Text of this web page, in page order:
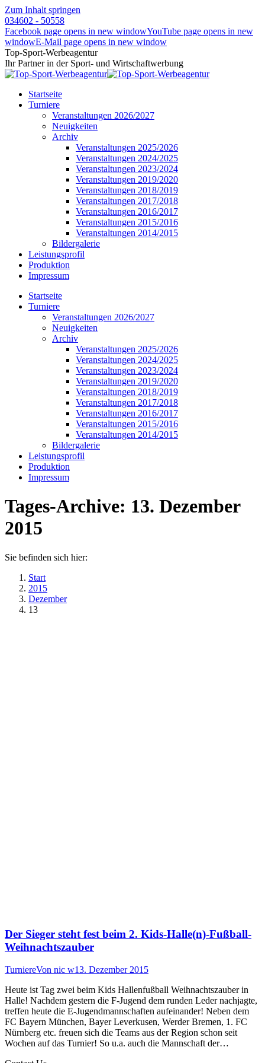
Zum Inhalt springen
034602 - 50558
Facebook page opens in new windowYouTube page opens in new
windowE-Mail page opens in new window
Top-Sport-Werbeagentur
Ihr Partner in der Sport- und Wirtschaftwerbung
Startseite
Turniere
Veranstaltungen 2026/2027
Neuigkeiten
Archiv
Veranstaltungen 2025/2026
Veranstaltungen 2024/2025
Veranstaltungen 2023/2024
Veranstaltungen 2019/2020
Veranstaltungen 2018/2019
Veranstaltungen 2017/2018
Veranstaltungen 2016/2017
Veranstaltungen 2015/2016
Veranstaltungen 2014/2015
Bildergalerie
Leistungsprofil
Produktion
Impressum
Startseite
Turniere
Veranstaltungen 2026/2027
Neuigkeiten
Archiv
Veranstaltungen 2025/2026
Veranstaltungen 2024/2025
Veranstaltungen 2023/2024
Veranstaltungen 2019/2020
Veranstaltungen 2018/2019
Veranstaltungen 2017/2018
Veranstaltungen 2016/2017
Veranstaltungen 2015/2016
Veranstaltungen 2014/2015
Bildergalerie
Leistungsprofil
Produktion
Impressum
Tages-Archive: 13. Dezember
2015
Sie befinden sich hier:
Start
2015
Dezember
13
Der Sieger steht fest beim 2. Kids-Halle(n)-Fußball-
Weihnachtszauber
TurniereVon nic w13. Dezember 2015
Heute ist Tag zwei beim Kids Hallenfußball Weihnachtszauber in
Halle! Nachdem gestern die F-Jugend dem runden Leder nachjagte,
treffen heute die E-Jugendmannschaften aufeinander! Neben dem
FC Bayern München, Bayer Leverkusen, Werder Bremen, 1. FC
Nürnberg etc. freuen sich die Teams aus der Region schon seit
Wochen auf das Turnier! So u.a. auch die Mannschaft der…